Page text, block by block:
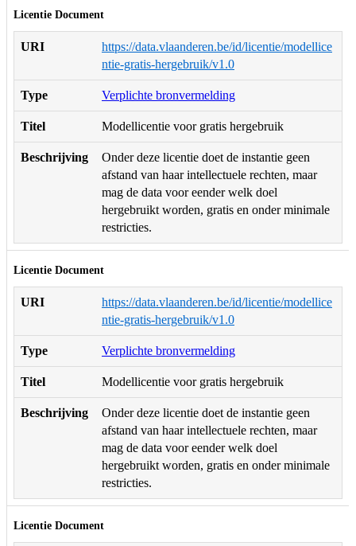
Licentie Document
URI
https://data.vlaanderen.be/id/licentie/modellice
ntie-gratis-hergebruik/v1.0
Type Verplichte bronvermelding
Titel Modellicentie voor gratis hergebruik
Beschrijving
Onder deze licentie doet de instantie geen
afstand van haar intellectuele rechten, maar
mag de data voor eender welk doel
hergebruikt worden, gratis en onder minimale
restricties.
Licentie Document
URI
https://data.vlaanderen.be/id/licentie/modellice
ntie-gratis-hergebruik/v1.0
Type Verplichte bronvermelding
Titel Modellicentie voor gratis hergebruik
Beschrijving
Onder deze licentie doet de instantie geen
afstand van haar intellectuele rechten, maar
mag de data voor eender welk doel
hergebruikt worden, gratis en onder minimale
restricties.
Licentie Document